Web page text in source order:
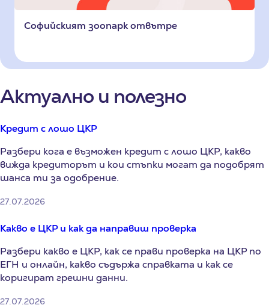
Софийският зоопарк отвътре
Актуално и полезно
Кредит с лошо ЦКР
Разбери кога е възможен кредит с лошо ЦКР, какво
вижда кредиторът и кои стъпки могат да подобрят
шанса ти за одобрение.
27.07.2026
Какво е ЦКР и как да направиш проверка
Разбери какво е ЦКР, как се прави проверка на ЦКР по
ЕГН и онлайн, какво съдържа справката и как се
коригират грешни данни.
27.07.2026